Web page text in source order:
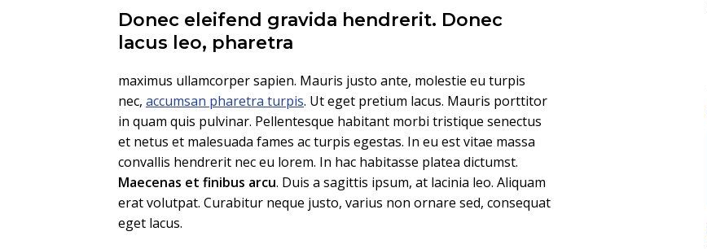
Donec eleifend gravida hendrerit. Donec
lacus leo, pharetra
maximus ullamcorper sapien. Mauris justo ante, molestie eu turpis
nec, accumsan pharetra turpis. Ut eget pretium lacus. Mauris porttitor
in quam quis pulvinar. Pellentesque habitant morbi tristique senectus
et netus et malesuada fames ac turpis egestas. In eu est vitae massa
convallis hendrerit nec eu lorem. In hac habitasse platea dictumst.
Maecenas et finibus arcu. Duis a sagittis ipsum, at lacinia leo. Aliquam
erat volutpat. Curabitur neque justo, varius non ornare sed, consequat
eget lacus.